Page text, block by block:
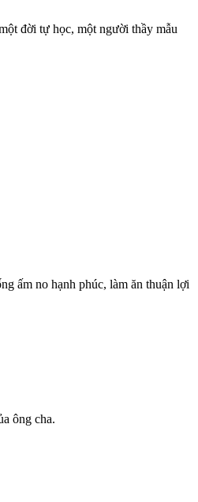
đời tự học, một người thầy mẫu
ấm no hạnh phúc, làm ăn thuận lợi
ông cha.